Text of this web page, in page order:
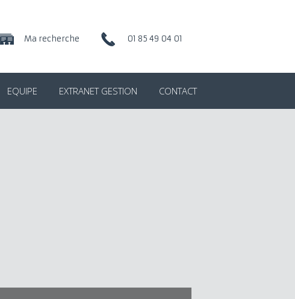
01 85 49 04 01
Ma recherche
EQUIPE EXTRANET GESTION CONTACT